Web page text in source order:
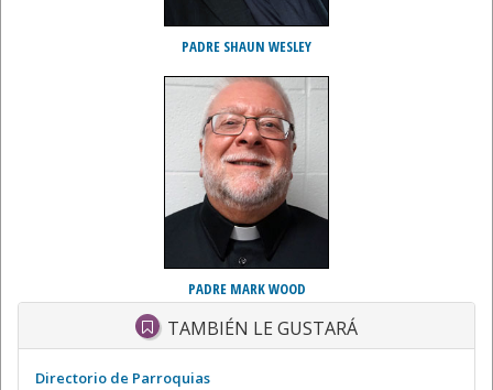
PADRE SHAUN WESLEY
PADRE MARK WOOD
TAMBIÉN LE GUSTARÁ
Directorio de Parroquias